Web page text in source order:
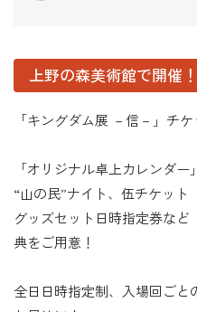
上野の森美術館で開催
「キングダム展 －信－」チ
「オリジナル卓上カレンダ
“山の民”ナイト、伍チケット
グッズセット日時指定券な
典をご用意！
全日日時指定制、入場回ご